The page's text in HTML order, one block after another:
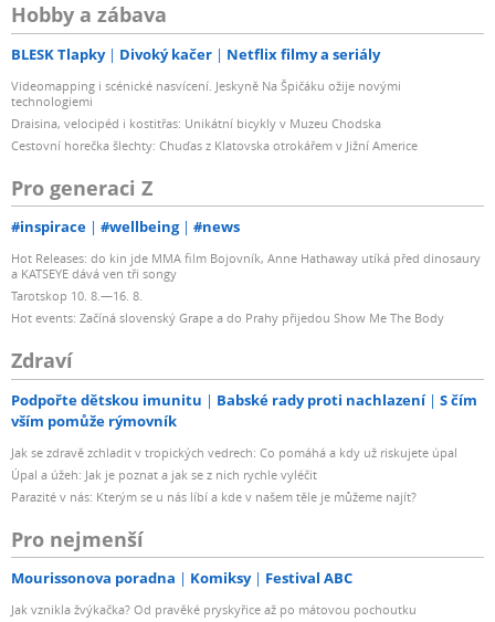
Hobby a zábava
BLESK Tlapky Divoký kačer Netflix filmy a seriály
Videomapping i scénické nasvícení. Jeskyně Na Špičáku ožije novými
technologiemi
Draisina, velocipéd i kostitřas: Unikátní bicykly v Muzeu Chodska
Cestovní horečka šlechty: Chuďas z Klatovska otrokářem v Jižní Americe
Pro generaci Z
#inspirace #wellbeing #news
Hot Releases: do kin jde MMA film Bojovník, Anne Hathaway utíká před dinosaury
a KATSEYE dává ven tři songy
Tarotskop 10. 8.—16. 8.
Hot events: Začíná slovenský Grape a do Prahy přijedou Show Me The Body
Zdraví
Podpořte dětskou imunitu Babské rady proti nachlazení
S čím
vším pomůže rýmovník
Jak se zdravě zchladit v tropických vedrech: Co pomáhá a kdy už riskujete úpal
Úpal a úžeh: Jak je poznat a jak se z nich rychle vyléčit
Parazité v nás: Kterým se u nás líbí a kde v našem těle je můžeme najít?
Pro nejmenší
Mourissonova poradna Komiksy Festival ABC
Jak vznikla žvýkačka? Od pravěké pryskyřice až po mátovou pochoutku